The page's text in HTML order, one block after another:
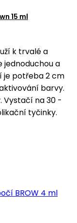
15 ml
k trvalé a
jednoduchou a
je potřeba 2 cm
barvy.
Vystačí na 30 -
tyčinky.